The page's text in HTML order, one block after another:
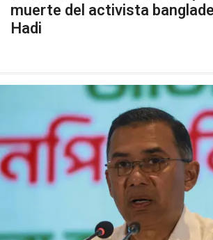
muerte del activista
Hadi